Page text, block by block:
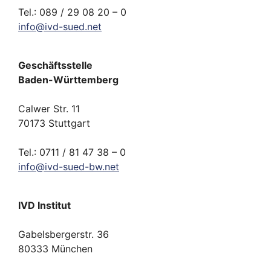
Tel.: 089 / 29 08 20 – 0
info@ivd-sued.net
Geschäftsstelle
Baden-Württemberg
Calwer Str. 11
70173 Stuttgart
Tel.: 0711 / 81 47 38 – 0
info@ivd-sued-bw.net
IVD Institut
Gabelsbergerstr. 36
80333 München